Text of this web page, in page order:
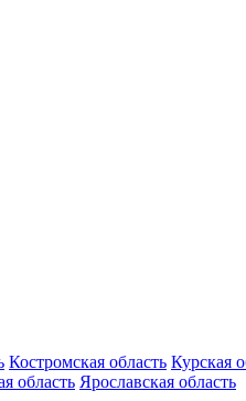
Костромская область Курская
область Ярославская область